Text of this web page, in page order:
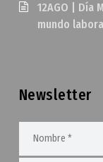
12AGO | Día
mundo
Newsletter